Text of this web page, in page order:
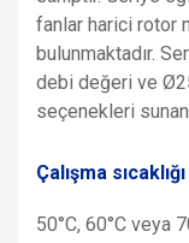
fanlar harici rotor
bulunmaktadır.
debi değeri ve
seçenekleri
Çalışma sıcaklığı
50°C, 60°C veya